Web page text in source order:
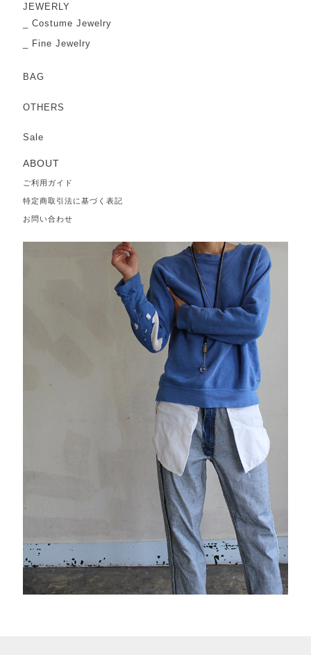
JEWERLY
Costume Jewelry
Fine Jewelry
BAG
OTHERS
Sale
ABOUT
ご利用ガイド
特定商取引法に基づく表記
お問い合わせ